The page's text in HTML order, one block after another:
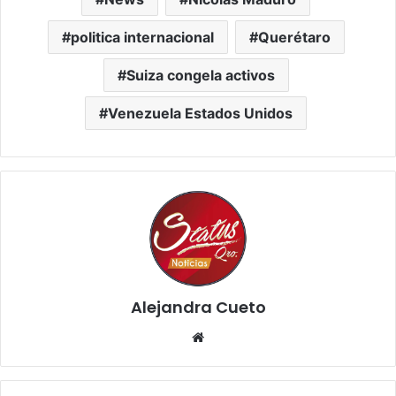
politica internacional Querétaro
Suiza congela activos
Venezuela Estados Unidos
Alejandra Cueto